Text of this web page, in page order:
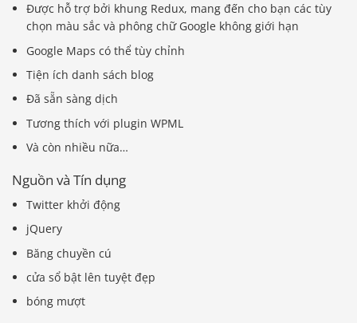
Được hỗ trợ bởi khung Redux, mang đến cho bạn các tùy
chọn màu sắc và phông chữ Google không giới hạn
Google Maps có thể tùy chỉnh
Tiện ích danh sách blog
Đã sẵn sàng dịch
Tương thích với plugin WPML
Và còn nhiều nữa…
Nguồn và Tín dụng
Twitter khởi động
jQuery
Băng chuyền cú
cửa sổ bật lên tuyệt đẹp
bóng mượt